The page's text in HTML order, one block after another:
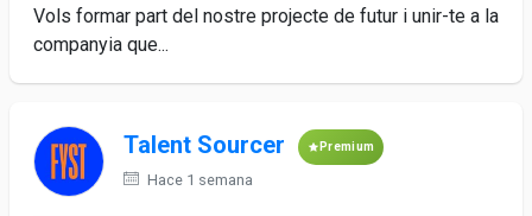
Vols formar part del nostre projecte de futur i unir-te a la
companyia que...
Talent Sourcer Premium
Hace 1 semana